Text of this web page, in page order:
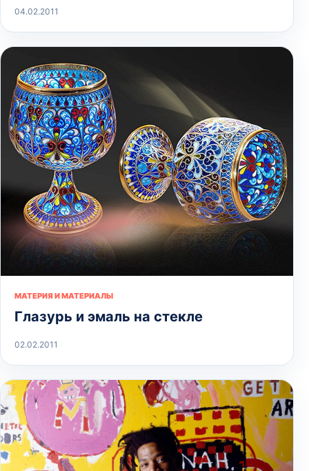
04.02.2011
МАТЕРИЯ И МАТЕРИАЛЫ
Глазурь и эмаль на стекле
02.02.2011